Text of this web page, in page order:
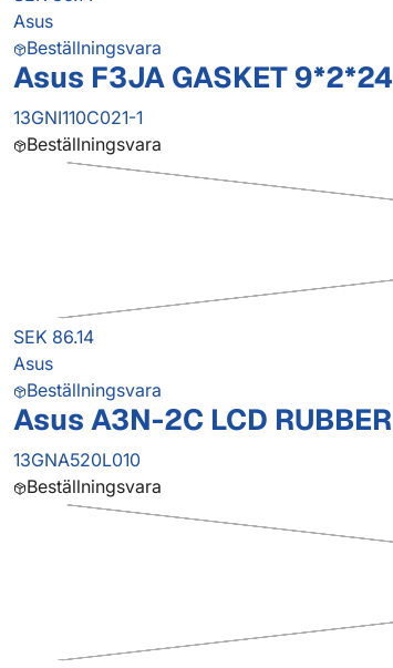
Asus
Beställningsvara
Asus F3JA GASKET 9*2*24
13GNI110C021-1
Beställningsvara
SEK 86.14
Asus
Beställningsvara
Asus A3N-2C LCD RUBBER
13GNA520L010
Beställningsvara